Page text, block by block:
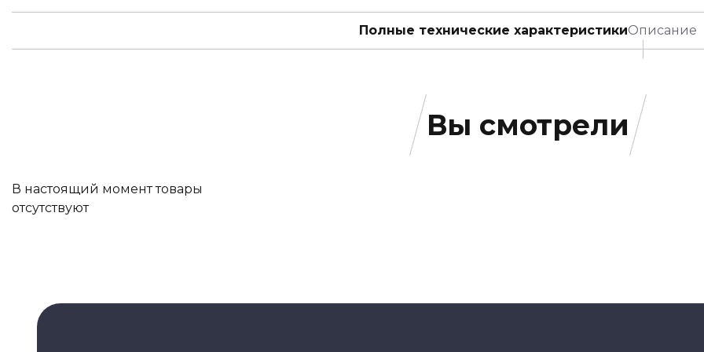
Полные технические характеристикиОписание
Вы смотрели
В настоящий момент товары
отсутствуют